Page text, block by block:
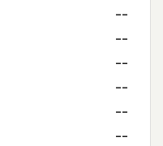
--
--
--
--
--
--